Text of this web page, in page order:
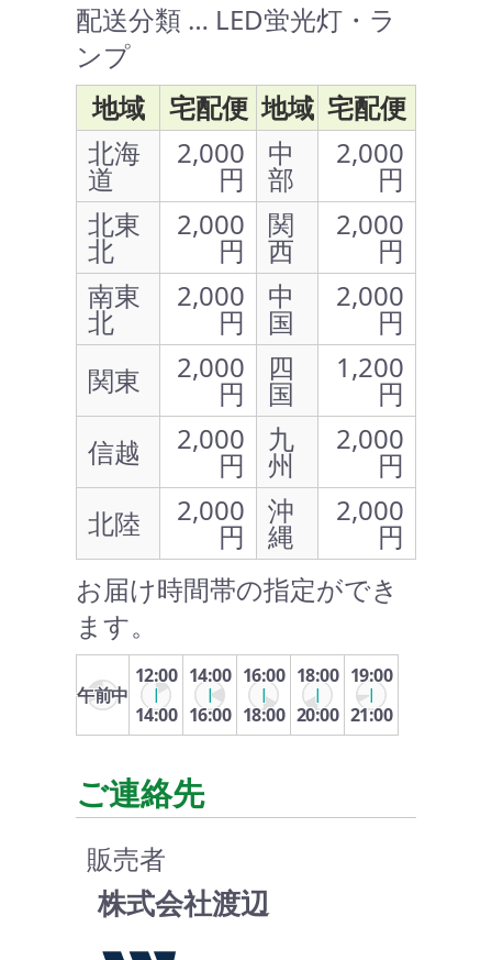
配送分類 … LED蛍光灯・ラ
ンプ
地域
宅配便 地域 宅配便
北海
道
2,000
円
中
部
2,000
円
北東
北
2,000
円
関
西
2,000
円
南東
北
2,000
円
中
国
2,000
円
関東
2,000
円
四
国
1,200
円
信越
2,000
円
九
州
2,000
円
北陸
2,000
円
沖
縄
2,000
円
お届け時間帯の指定ができ
ます。
午前中
12:00
14:00
14:00
16:00
16:00
18:00
18:00
20:00
19:00
21:00
ご連絡先
販売者
株式会社渡辺